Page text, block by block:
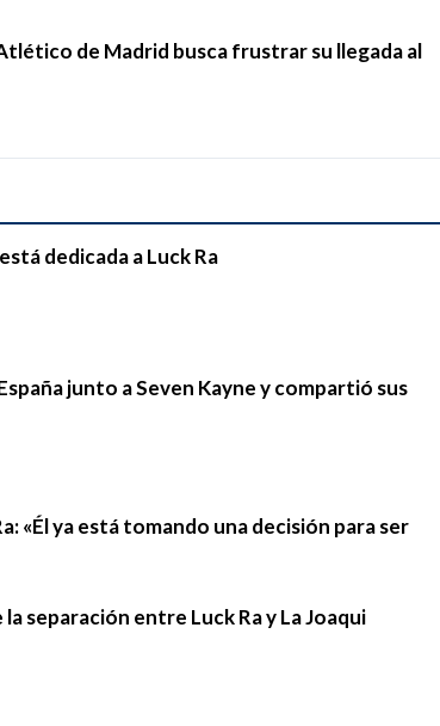
de Madrid busca frustrar su llegada al
dedicada a Luck Ra
junto a Seven Kayne y compartió sus
«Él ya está tomando una decisión para ser
separación entre Luck Ra y La Joaqui